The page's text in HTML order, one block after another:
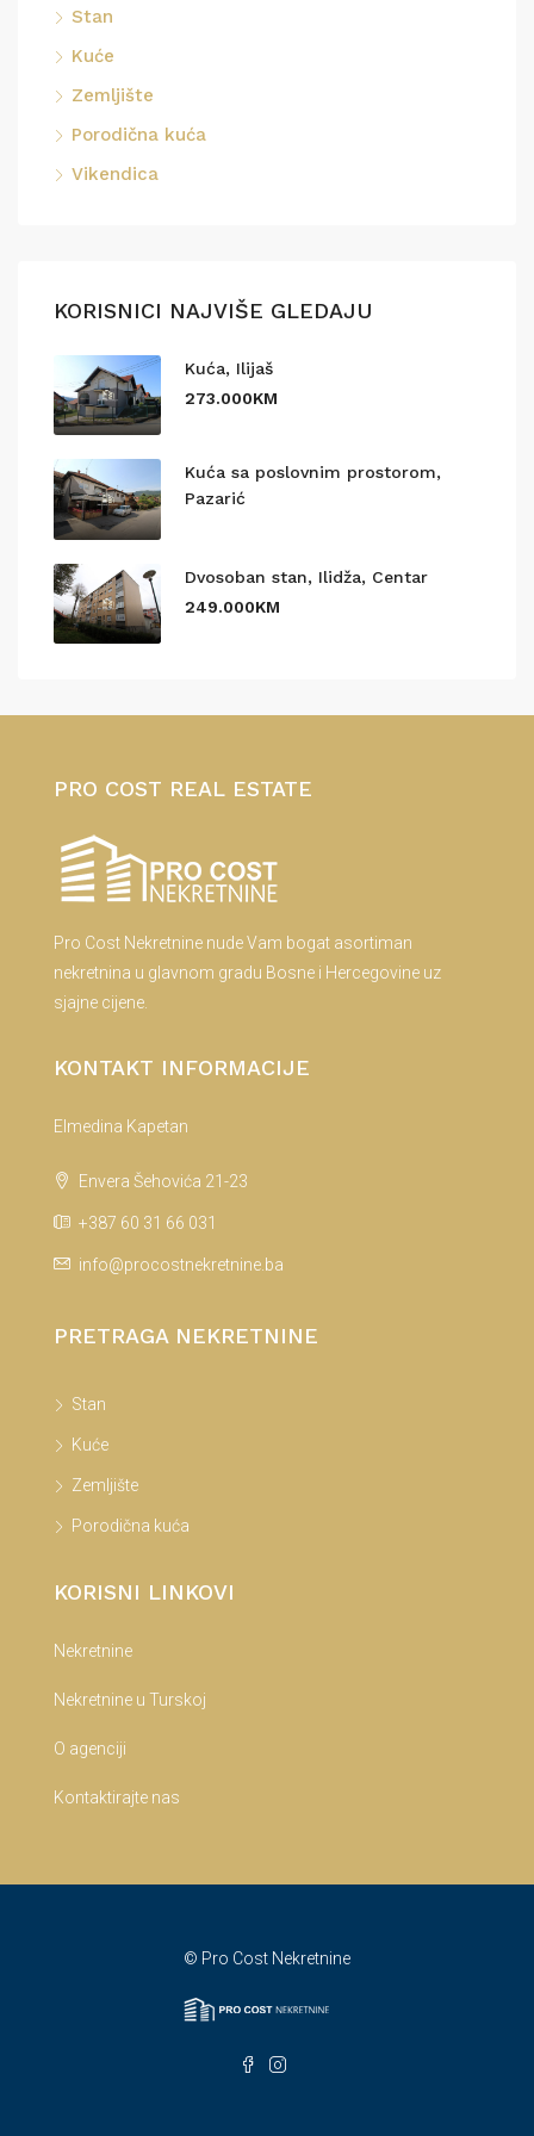
Stan
Kuće
Zemljište
Porodična kuća
Vikendica
KORISNICI NAJVIŠE GLEDAJU
Kuća, Ilijaš
273.000KM
Kuća sa poslovnim prostorom,
Pazarić
Dvosoban stan, Ilidža, Centar
249.000KM
PRO COST REAL ESTATE
Pro Cost Nekretnine nude Vam bogat asortiman
nekretnina u glavnom gradu Bosne i Hercegovine uz
sjajne cijene.
KONTAKT INFORMACIJE
Elmedina Kapetan
Envera Šehovića 21-23
+387 60 31 66 031
info@procostnekretnine.ba
PRETRAGA NEKRETNINE
Stan
Kuće
Zemljište
Porodična kuća
KORISNI LINKOVI
Nekretnine
Nekretnine u Turskoj
O agenciji
Kontaktirajte nas
© Pro Cost Nekretnine